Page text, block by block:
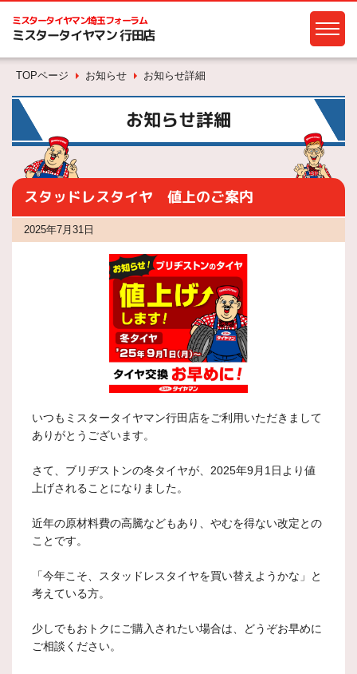
ミスタータイヤマン埼玉フォーラム
ミスタータイヤマン 行田店
TOPページ お知らせ お知らせ詳細
お知らせ詳細
スタッドレスタイヤ 値上のご案内
2025年7月31日
いつもミスタータイヤマン行田店をご利用いただきまして
ありがとうございます。
さて、ブリヂストンの冬タイヤが、2025年9月1日より値
上げされることになりました。
近年の原材料費の高騰などもあり、やむを得ない改定との
ことです。
「今年こそ、スタッドレスタイヤを買い替えようかな」と
考えている方。
少しでもおトクにご購入されたい場合は、どうぞお早めに
ご相談ください。